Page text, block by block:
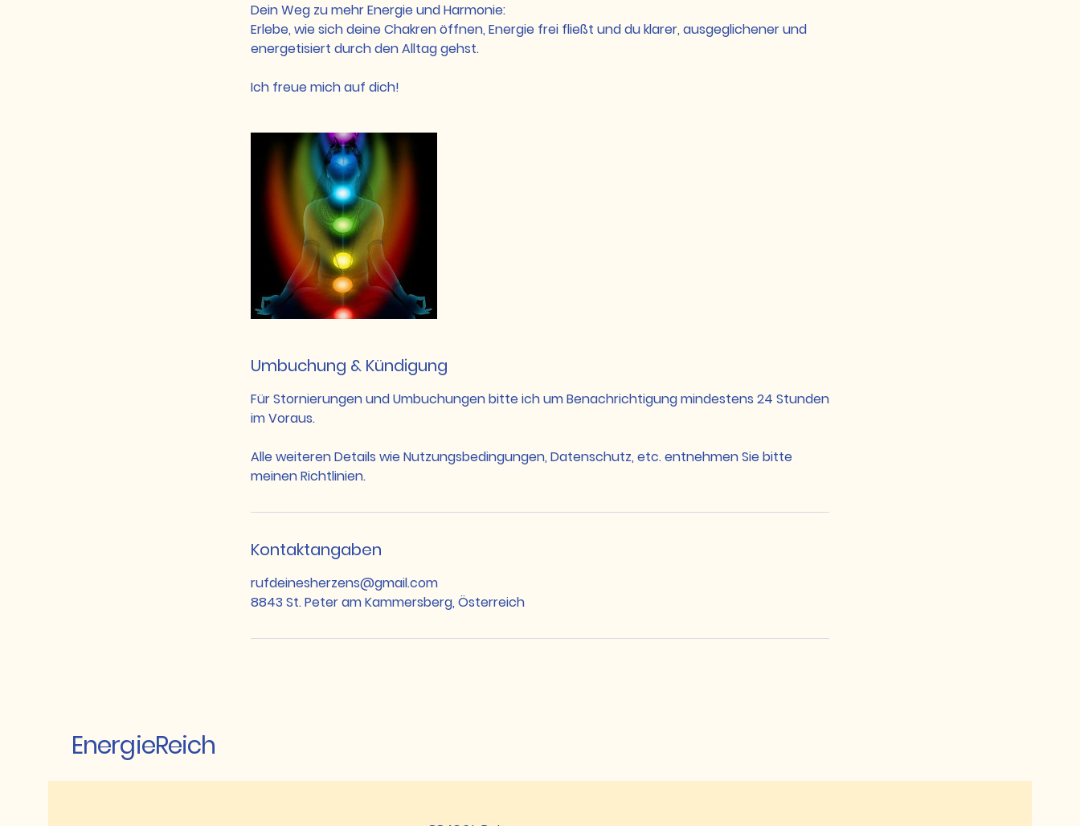
Dein Weg zu mehr Energie und Harmonie:
Erlebe, wie sich deine Chakren öffnen, Energie frei fließt und du klarer, ausgeglichener und
energetisiert durch den Alltag gehst.
Ich freue mich auf dich!
Umbuchung & Kündigung
Für Stornierungen und Umbuchungen bitte ich um Benachrichtigung mindestens 24 Stunden
im Voraus.
Alle weiteren Details wie Nutzungsbedingungen, Datenschutz, etc. entnehmen Sie bitte
meinen Richtlinien.
Kontaktangaben
rufdeinesherzens@gmail.com
8843 St. Peter am Kammersberg, Österreich
EnergieReich